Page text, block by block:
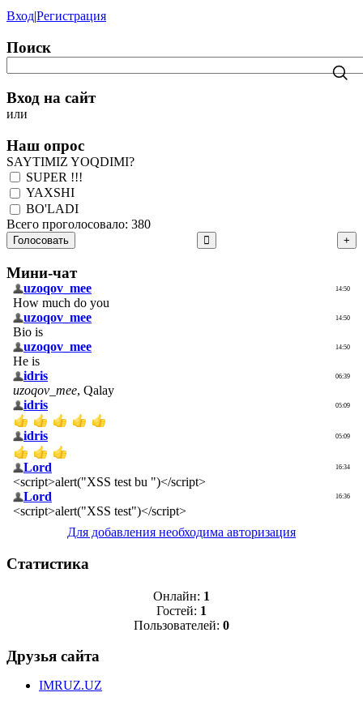
Вход|Регистрация
Поиск
Вход на сайт
или
Наш опрос
SAYTIMIZ YOQDIMI?
SUPER !!!
YAXSHI
BO'LADI
Всего проголосовало: 380
Голосовать
Мини-чат
Для добавления необходима авторизация
Статистика
Онлайн: 1
Гостей: 1
Пользователей: 0
Друзья сайта
IMRUZ.UZ